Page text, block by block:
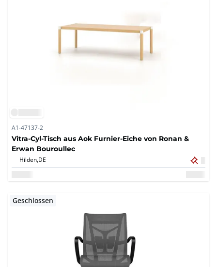
A1-47137-2
Vitra-Cyl-Tisch aus Aok Furnier-Eiche von Ronan &
Erwan Bouroullec
Hilden,DE
Geschlossen